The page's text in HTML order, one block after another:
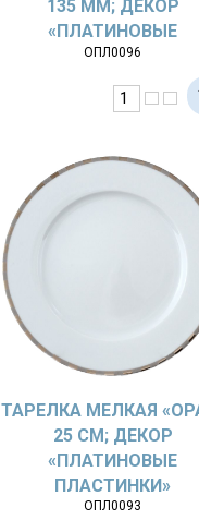
135 ММ; ДЕКОР
«ПЛАТИНОВЫЕ
ПЛАСТИНКИ»
ОПЛ0096
ТАРЕЛКА МЕЛКАЯ
25 СМ; ДЕКОР
«ПЛАТИНОВЫЕ
ПЛАСТИНКИ»
ОПЛ0093